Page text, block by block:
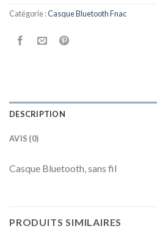
Catégorie :Casque Bluetooth Fnac
DESCRIPTION
AVIS (0)
Casque Bluetooth, sans fil
PRODUITS SIMILAIRES